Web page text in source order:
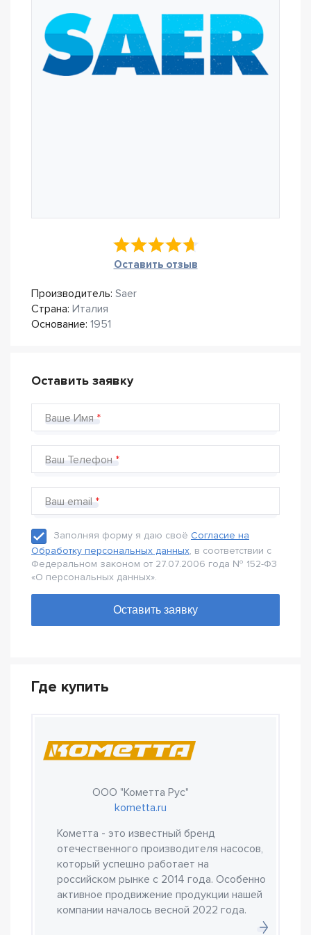
Оставить отзыв
Производитель: Saer
Страна: Италия
Основание: 1951
Оставить заявку
Ваше Имя
Ваш Телефон
Ваш email
Заполняя форму я даю своё Согласие на
Обработку персональных данных, в соответствии с
Федеральном законом от 27.07.2006 года № 152-Ф3
«О персональных данных».
Где купить
ООО "Кометта Рус"
kometta.ru
Кометта - это известный бренд
отечественного производителя насосов,
который успешно работает на
российском рынке с 2014 года. Особенно
активное продвижение продукции нашей
компании началось весной 2022 года.